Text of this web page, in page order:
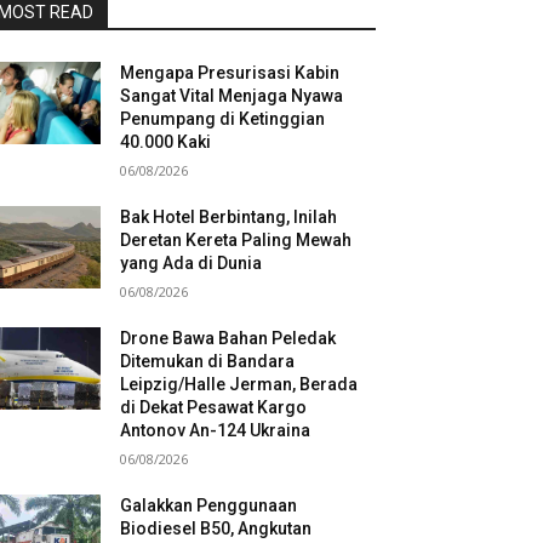
READ
Mengapa Presurisasi Kabin
Sangat Vital Menjaga Nyawa
Penumpang di Ketinggian
40.000 Kaki
06/08/2026
Bak Hotel Berbintang, Inilah
Deretan Kereta Paling Mewah
yang Ada di Dunia
06/08/2026
Drone Bawa Bahan Peledak
Ditemukan di Bandara
Leipzig/Halle Jerman, Berada
di Dekat Pesawat Kargo
Antonov An-124 Ukraina
06/08/2026
Galakkan Penggunaan
Biodiesel B50, Angkutan